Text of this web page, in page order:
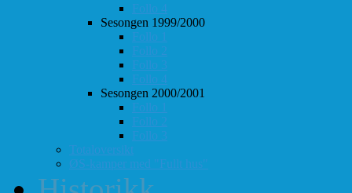
Follo 4
Sesongen 1999/2000
Follo 1
Follo 2
Follo 3
Follo 4
Sesongen 2000/2001
Follo 1
Follo 2
Follo 3
Totaloversikt
ØS-kamper med "Fullt hus"